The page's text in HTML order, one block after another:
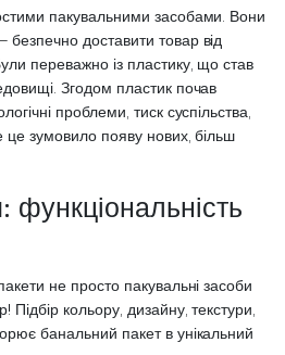
пакувальними засобами. Вони
доставити товар від
переважно із пластику, що став
Згодом пластик почав
проблеми, тиск суспільства,
це зумовило появу нових, більш
функціональність
не просто пакувальні засоби
кольору, дизайну, текстури,
банальний пакет в унікальний